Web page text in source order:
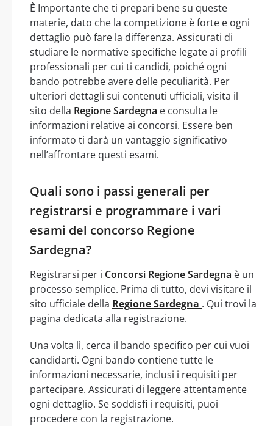
È Importante che ti prepari bene su queste
materie, dato che la competizione è forte e ogni
dettaglio può fare la differenza. Assicurati di
studiare le normative specifiche legate ai profili
professionali per cui ti candidi, poiché ogni
bando potrebbe avere delle peculiarità. Per
ulteriori dettagli sui contenuti ufficiali, visita il
sito della Regione Sardegna e consulta le
informazioni relative ai concorsi. Essere ben
informato ti darà un vantaggio significativo
nell’affrontare questi esami.
Quali sono i passi generali per
registrarsi e programmare i vari
esami del concorso Regione
Sardegna?
Registrarsi per i Concorsi Regione Sardegna è un
processo semplice. Prima di tutto, devi visitare il
sito ufficiale della Regione Sardegna . Qui trovi la
pagina dedicata alla registrazione.
Una volta lì, cerca il bando specifico per cui vuoi
candidarti. Ogni bando contiene tutte le
informazioni necessarie, inclusi i requisiti per
partecipare. Assicurati di leggere attentamente
ogni dettaglio. Se soddisfi i requisiti, puoi
procedere con la registrazione.